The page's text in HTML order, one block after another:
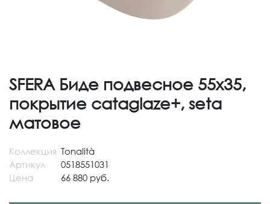
SFERA Биде подвесное 55х35,
покрытие cataglaze+, seta
матовое
Коллекция Tonalità
Артикул
0518551031
Цена
66 880 руб.